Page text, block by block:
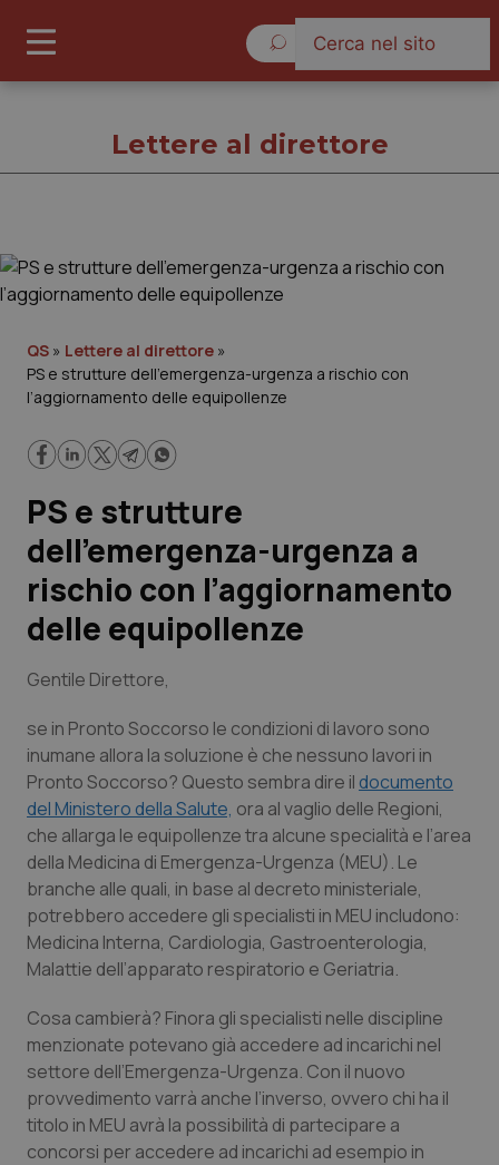
Governo e Parlamento
Regioni e Asl
Lavoro e Professioni
Scienza e Farmaci
Studi e Analisi
Lettere al direttore
Edizioni Regionali
QS Pro
Professionisti Sanitari.AI
Abruzzo
Basilicata
Calabria
Campania
Emilia-Romagna
QS Pro Gold
Artrite & artrosi
Asma & BPCO
Car-T
Colesterolo & coronaropatie
QS Club Newsletter
Lettere al direttore
QS » Lettere al direttore »
PS e strutture dell’emergenza-urgenza a rischio con
l’aggiornamento delle equipollenze
PS e strutture
dell’emergenza-urgenza a
rischio con l’aggiornamento
delle equipollenze
Gentile Direttore,
se in Pronto Soccorso le condizioni di lavoro sono
inumane allora la soluzione è che nessuno lavori in
Pronto Soccorso? Questo sembra dire il documento
del Ministero della Salute, ora al vaglio delle Regioni,
che allarga le equipollenze tra alcune specialità e l’area
della Medicina di Emergenza-Urgenza (MEU). Le
branche alle quali, in base al decreto ministeriale,
potrebbero accedere gli specialisti in MEU includono:
Medicina Interna, Cardiologia, Gastroenterologia,
Malattie dell’apparato respiratorio e Geriatria.
Cosa cambierà? Finora gli specialisti nelle discipline
menzionate potevano già accedere ad incarichi nel
settore dell’Emergenza-Urgenza. Con il nuovo
provvedimento varrà anche l’inverso, ovvero chi ha il
titolo in MEU avrà la possibilità di partecipare a
concorsi per accedere ad incarichi ad esempio in